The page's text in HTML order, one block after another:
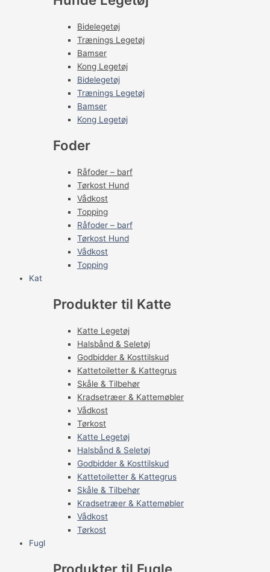
Bidelegetøj
Trænings Legetøj
Bamser
Kong Legetøj
Bidelegetøj
Trænings Legetøj
Bamser
Kong Legetøj
Foder
Råfoder – barf
Tørkost Hund
Vådkost
Topping
Råfoder – barf
Tørkost Hund
Vådkost
Topping
Kat
Produkter til Katte
Katte Legetøj
Halsbånd & Seletøj
Godbidder & Kosttilskud
Kattetoiletter & Kattegrus
Skåle & Tilbehør
Kradsetræer & Kattemøbler
Vådkost
Tørkost
Katte Legetøj
Halsbånd & Seletøj
Godbidder & Kosttilskud
Kattetoiletter & Kattegrus
Skåle & Tilbehør
Kradsetræer & Kattemøbler
Vådkost
Tørkost
Fugl
Produkter til Fugle